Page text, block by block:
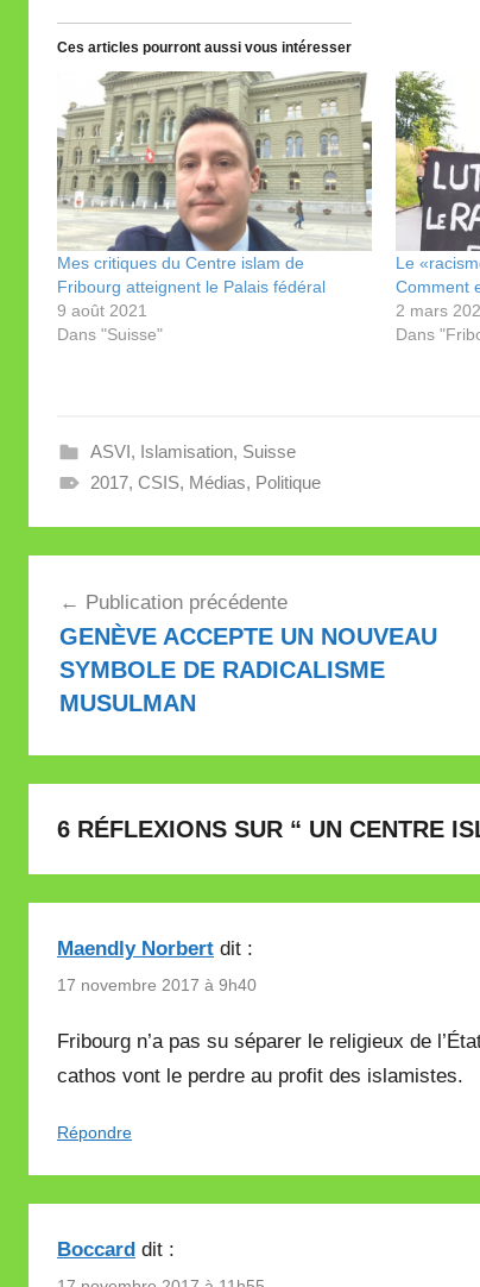
Ces articles pourront aussi vous intéresser
Mes critiques du Centre islam de
Fribourg atteignent le Palais fédéral
9 août 2021
Dans "Suisse"
Le
Comment
2 mars
Dans
ASVI, Islamisation, Suisse
2017, CSIS, Médias, Politique
l’article
Publication précédente
GENÈVE ACCEPTE UN NOUVEAU
SYMBOLE DE RADICALISME
MUSULMAN
6 RÉFLEXIONS SUR “ UN CENTRE
Maendly Norbert dit :
17 novembre 2017 à 9h40
Fribourg n’a pas su séparer le religieux de
cathos vont le perdre au profit des islamistes.
Répondre
Boccard dit :